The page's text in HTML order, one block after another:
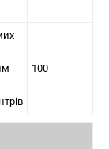
100